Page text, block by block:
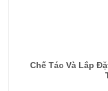
Chế Tác Và Lắp